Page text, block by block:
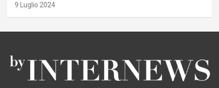
9 Luglio 2024